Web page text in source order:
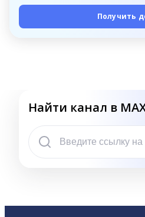
Получить
Найти канал в